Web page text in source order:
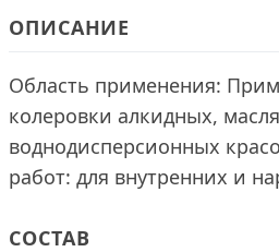
ОПИСАНИЕ
Область применения:
колеровки алкидных,
воднодисперсионных
работ: для внутренних и
СОСТАВ